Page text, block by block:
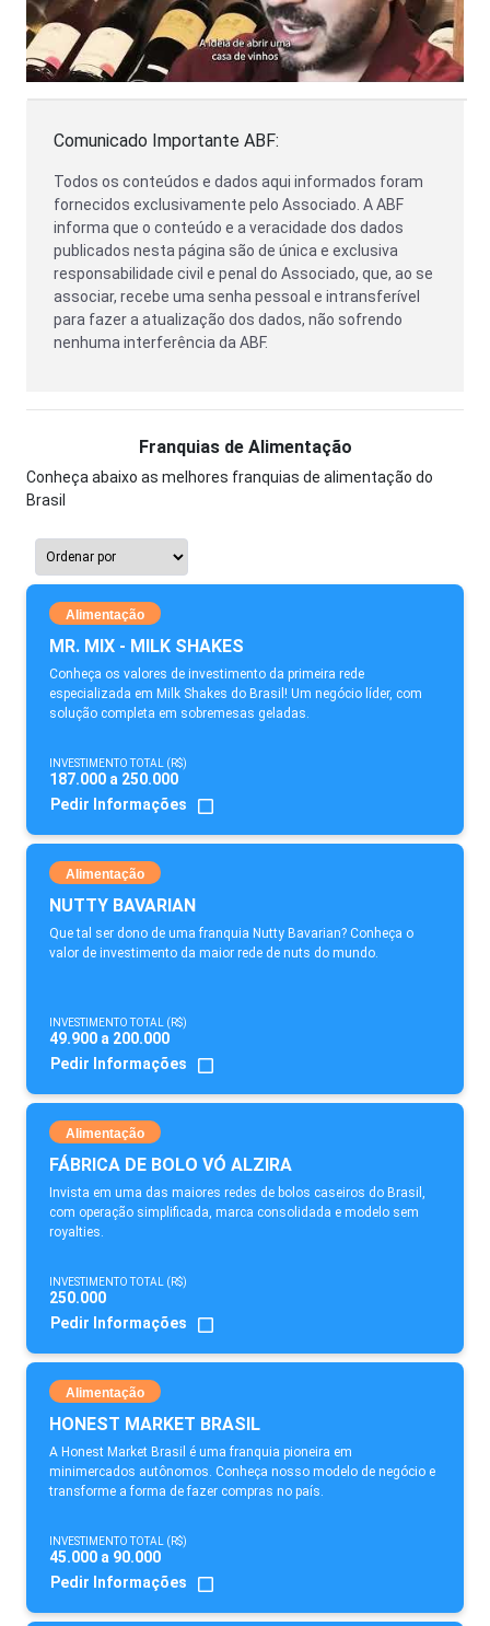
Comunicado Importante ABF:
Todos os conteúdos e dados aqui informados foram
fornecidos exclusivamente pelo Associado. A ABF
informa que o conteúdo e a veracidade dos dados
publicados nesta página são de única e exclusiva
responsabilidade civil e penal do Associado, que, ao se
associar, recebe uma senha pessoal e intransferível
para fazer a atualização dos dados, não sofrendo
nenhuma interferência da ABF.
Franquias de Alimentação
Conheça abaixo as melhores franquias de alimentação do
Brasil
Alimentação
MR. MIX - MILK SHAKES
Conheça os valores de investimento da primeira rede
especializada em Milk Shakes do Brasil! Um negócio líder, com
solução completa em sobremesas geladas.
INVESTIMENTO TOTAL (R$)
187.000 a 250.000
Pedir Informações
Alimentação
NUTTY BAVARIAN
Que tal ser dono de uma franquia Nutty Bavarian? Conheça o
valor de investimento da maior rede de nuts do mundo.
INVESTIMENTO TOTAL (R$)
49.900 a 200.000
Pedir Informações
Alimentação
FÁBRICA DE BOLO VÓ ALZIRA
Invista em uma das maiores redes de bolos caseiros do Brasil,
com operação simplificada, marca consolidada e modelo sem
royalties.
INVESTIMENTO TOTAL (R$)
250.000
Pedir Informações
Alimentação
HONEST MARKET BRASIL
A Honest Market Brasil é uma franquia pioneira em
minimercados autônomos. Conheça nosso modelo de negócio e
transforme a forma de fazer compras no país.
INVESTIMENTO TOTAL (R$)
45.000 a 90.000
Pedir Informações